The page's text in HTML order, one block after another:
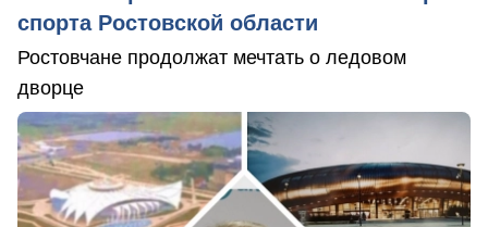
спорта Ростовской области
Ростовчане продолжат мечтать о ледовом
дворце